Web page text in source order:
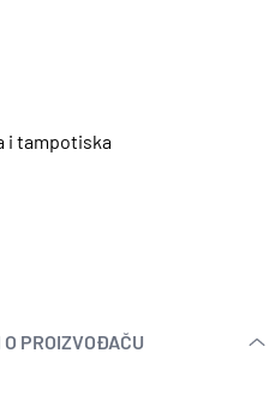
i tampotiska
O PROIZVOĐAČU